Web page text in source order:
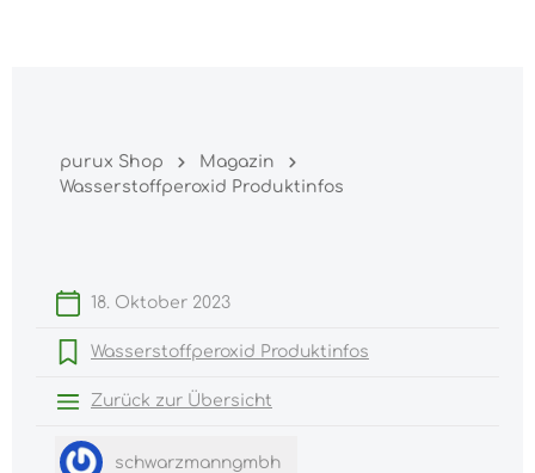
purux Shop
Magazin
Wasserstoffperoxid Produktinfos
18. Oktober 2023
Wasserstoffperoxid Produktinfos
Zurück zur Übersicht
schwarzmanngmbh